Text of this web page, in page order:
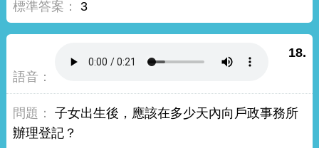
3
18.
子女出生後，應該在多少天內向戶政事務所
辦理登記？